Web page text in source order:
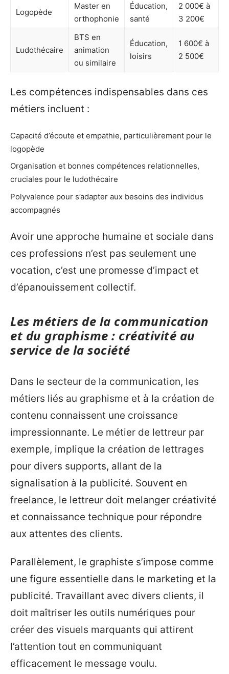
Logopède
Master en
orthophonie
Éducation,
santé
2 000€ à
3 200€
Ludothécaire
BTS en
animation
ou similaire
Éducation,
loisirs
1 600€ à
2 500€
Les compétences indispensables dans ces
métiers incluent :
Capacité d’écoute et empathie, particulièrement pour le
logopède
Organisation et bonnes compétences relationnelles,
cruciales pour le ludothécaire
Polyvalence pour s’adapter aux besoins des individus
accompagnés
Avoir une approche humaine et sociale dans
ces professions n’est pas seulement une
vocation, c’est une promesse d’impact et
d’épanouissement collectif.
Les métiers de la communication
et du graphisme : créativité au
service de la société
Dans le secteur de la communication, les
métiers liés au graphisme et à la création de
contenu connaissent une croissance
impressionnante. Le métier de lettreur par
exemple, implique la création de lettrages
pour divers supports, allant de la
signalisation à la publicité. Souvent en
freelance, le lettreur doit melanger créativité
et connaissance technique pour répondre
aux attentes des clients.
Parallèlement, le graphiste s’impose comme
une figure essentielle dans le marketing et la
publicité. Travaillant avec divers clients, il
doit maîtriser les outils numériques pour
créer des visuels marquants qui attirent
l’attention tout en communiquant
efficacement le message voulu.